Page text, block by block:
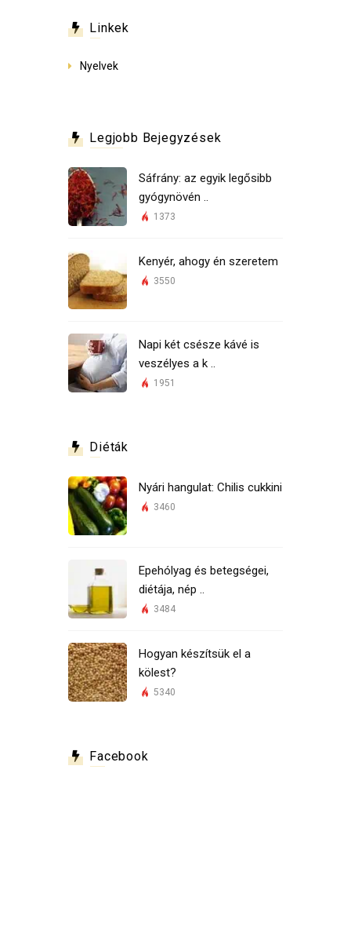
Linkek
Nyelvek
Legjobb Bejegyzések
Sáfrány: az egyik legősibb
gyógynövén ..
1373
Kenyér, ahogy én szeretem
3550
Napi két csésze kávé is
veszélyes a k ..
1951
Diéták
Nyári hangulat: Chilis cukkini
3460
Epehólyag és betegségei,
diétája, nép ..
3484
Hogyan készítsük el a
kölest?
5340
Facebook